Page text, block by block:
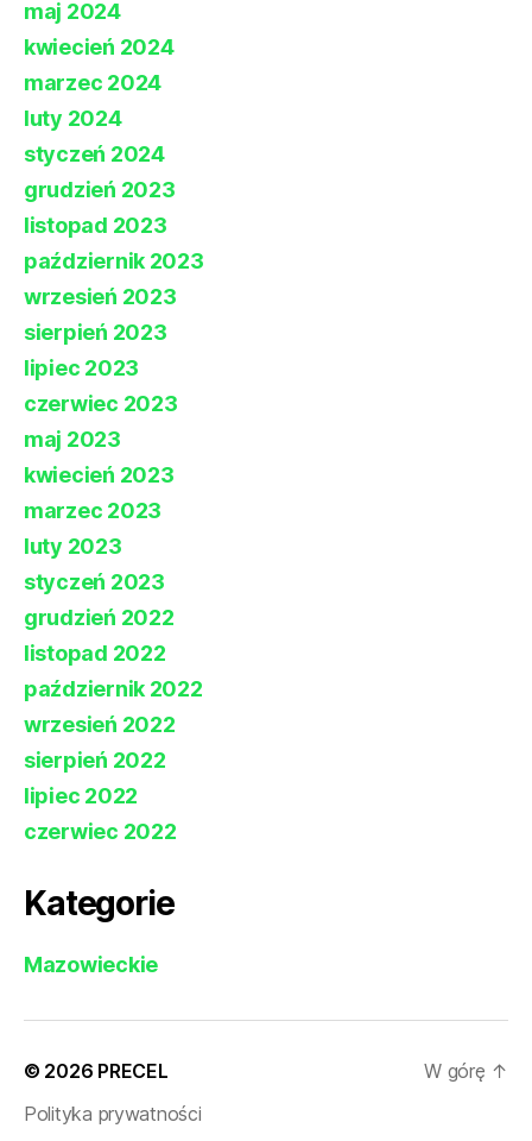
maj 2024
kwiecień 2024
marzec 2024
luty 2024
styczeń 2024
grudzień 2023
listopad 2023
październik 2023
wrzesień 2023
sierpień 2023
lipiec 2023
czerwiec 2023
maj 2023
kwiecień 2023
marzec 2023
luty 2023
styczeń 2023
grudzień 2022
listopad 2022
październik 2022
wrzesień 2022
sierpień 2022
lipiec 2022
czerwiec 2022
Kategorie
Mazowieckie
© 2026 PRECEL
Polityka prywatności
W górę ↑